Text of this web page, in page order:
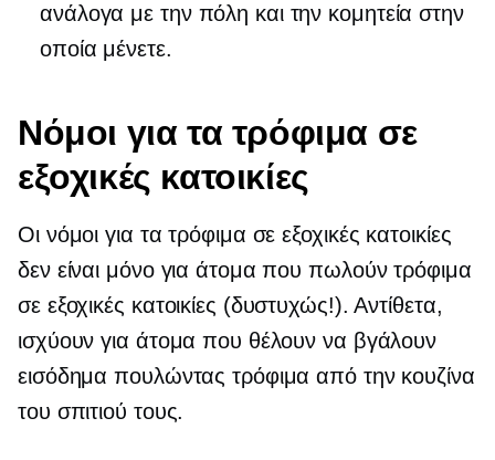
ανάλογα με την πόλη και την κομητεία στην
οποία μένετε.
Νόμοι για τα τρόφιμα σε
εξοχικές κατοικίες
Οι νόμοι για τα τρόφιμα σε εξοχικές κατοικίες
δεν είναι μόνο για άτομα που πωλούν τρόφιμα
σε εξοχικές κατοικίες (δυστυχώς!). Αντίθετα,
ισχύουν για άτομα που θέλουν να βγάλουν
εισόδημα πουλώντας τρόφιμα από την κουζίνα
του σπιτιού τους.